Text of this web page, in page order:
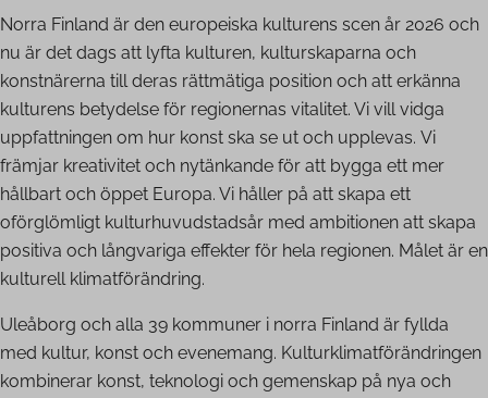
Norra Finland är den europeiska kulturens scen år 2026 och
nu är det dags att lyfta kulturen, kulturskaparna och
konstnärerna till deras rättmätiga position och att erkänna
kulturens betydelse för regionernas vitalitet. Vi vill vidga
uppfattningen om hur konst ska se ut och upplevas. Vi
främjar kreativitet och nytänkande för att bygga ett mer
hållbart och öppet Europa. Vi håller på att skapa ett
oförglömligt kulturhuvudstadsår med ambitionen att skapa
positiva och långvariga effekter för hela regionen. Målet är en
kulturell klimatförändring.
Uleåborg och alla 39 kommuner i norra Finland är fyllda
med kultur, konst och evenemang. Kulturklimatförändringen
kombinerar konst, teknologi och gemenskap på nya och